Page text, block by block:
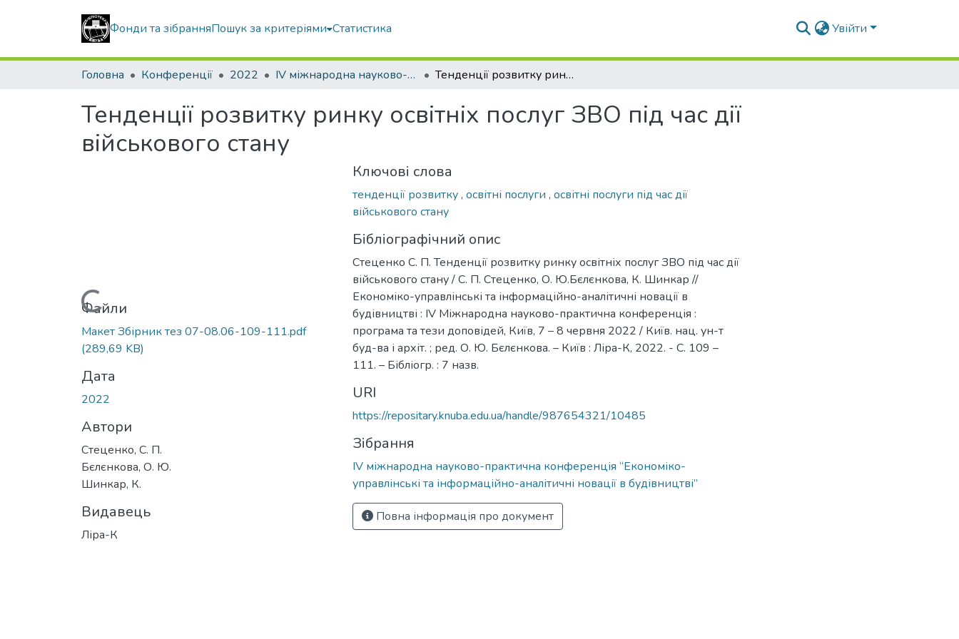
Фонди та зібранняПошук за критеріями Статистика Увійти
Головна Конференції 2022 IV міжнародна науково-практична конференція “Економіко-управлінські та інформаційно-аналітичні новації в будівництві” Тенденції розвитку ринку освітніх послуг ЗВО під час дії військового стану
Тенденції розвитку ринку освітніх послуг ЗВО під час дії
військового стану
Вантажиться...
Файли
Макет Збірник тез 07-08.06-109-111.pdf
(289,69 KB)
Дата
2022
Автори
Стеценко, С. П.
Бєлєнкова, О. Ю.
Шинкар, К.
Видавець
Ліра-К
Ключові слова
тенденції розвитку, освітні послуги , освітні послуги під час дії
військового стану
Бібліографічний опис
Стеценко С. П. Тенденції розвитку ринку освітніх послуг ЗВО під час дії
військового стану / С. П. Стеценко, О. Ю.Бєлєнкова, К. Шинкар //
Економіко-управлінські та інформаційно-аналітичні новації в
будівництві : IV Міжнародна науково-практична конференція :
програма та тези доповідей, Київ, 7 – 8 червня 2022 / Київ. нац. ун-т
буд-ва і архіт. ; ред. О. Ю. Бєлєнкова. – Київ : Ліра-К, 2022. - С. 109 –
111. – Бібліогр. : 7 назв.
URI
https://repositary.knuba.edu.ua/handle/987654321/10485
Зібрання
IV міжнародна науково-практична конференція “Економіко-
управлінські та інформаційно-аналітичні новації в будівництві”
Повна інформація про документ